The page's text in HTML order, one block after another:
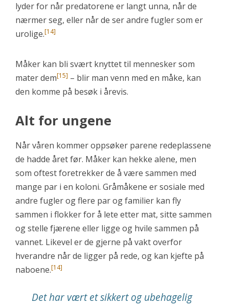
lyder for når predatorene er langt unna, når de
nærmer seg, eller når de ser andre fugler som er
urolige.[14]
Måker kan bli svært knyttet til mennesker som
mater dem[15] – blir man venn med en måke, kan
den komme på besøk i årevis.
Alt for ungene
Når våren kommer oppsøker parene redeplassene
de hadde året før. Måker kan hekke alene, men
som oftest foretrekker de å være sammen med
mange par i en koloni. Gråmåkene er sosiale med
andre fugler og flere par og familier kan fly
sammen i flokker for å lete etter mat, sitte sammen
og stelle fjærene eller ligge og hvile sammen på
vannet. Likevel er de gjerne på vakt overfor
hverandre når de ligger på rede, og kan kjefte på
naboene.[14]
Det har vært et sikkert og ubehagelig